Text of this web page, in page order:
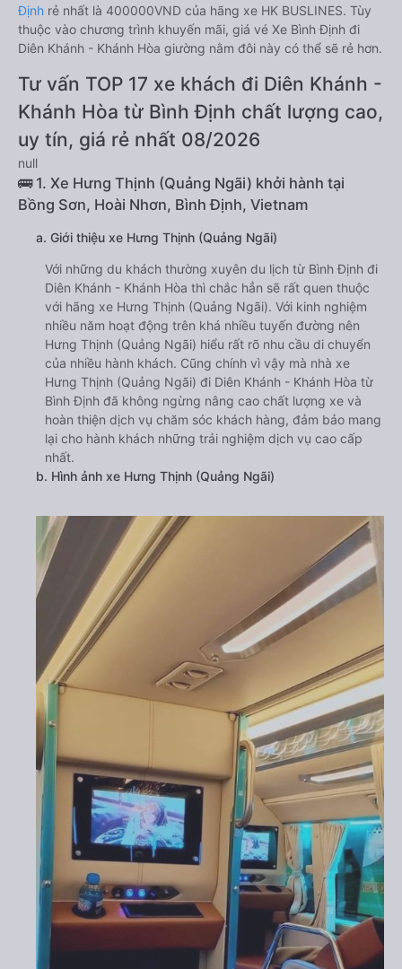
Định rẻ nhất là 400000VND của hãng xe HK BUSLINES. Tùy
thuộc vào chương trình khuyến mãi, giá vé Xe Bình Định đi
Diên Khánh - Khánh Hòa giường nằm đôi này có thể sẽ rẻ hơn.
Tư vấn TOP 17 xe khách đi Diên Khánh -
Khánh Hòa từ Bình Định chất lượng cao,
uy tín, giá rẻ nhất 08/2026
null
🚌 1. Xe Hưng Thịnh (Quảng Ngãi) khởi hành tại
Bồng Sơn, Hoài Nhơn, Bình Định, Vietnam
a. Giới thiệu xe Hưng Thịnh (Quảng Ngãi)
Với những du khách thường xuyên du lịch từ Bình Định đi
Diên Khánh - Khánh Hòa thì chắc hẳn sẽ rất quen thuộc
với hãng xe Hưng Thịnh (Quảng Ngãi). Với kinh nghiệm
nhiều năm hoạt động trên khá nhiều tuyến đường nên
Hưng Thịnh (Quảng Ngãi) hiểu rất rõ nhu cầu di chuyển
của nhiều hành khách. Cũng chính vì vậy mà nhà xe
Hưng Thịnh (Quảng Ngãi) đi Diên Khánh - Khánh Hòa từ
Bình Định đã không ngừng nâng cao chất lượng xe và
hoàn thiện dịch vụ chăm sóc khách hàng, đảm bảo mang
lại cho hành khách những trải nghiệm dịch vụ cao cấp
nhất.
b. Hình ảnh xe Hưng Thịnh (Quảng Ngãi)